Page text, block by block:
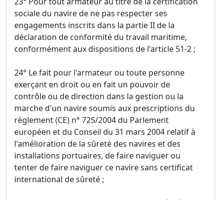
sociale du navire de ne pas respecter ses
engagements inscrits dans la partie II de la
déclaration de conformité du travail maritime,
conformément aux dispositions de l'article 51-2 ;
24° Le fait pour l'armateur ou toute personne
exerçant en droit ou en fait un pouvoir de
contrôle ou de direction dans la gestion ou la
marche d'un navire soumis aux prescriptions du
règlement (CE) n° 725/2004 du Parlement
européen et du Conseil du 31 mars 2004 relatif à
l'amélioration de la sûreté des navires et des
installations portuaires, de faire naviguer ou
tenter de faire naviguer ce navire sans certificat
international de sûreté ;